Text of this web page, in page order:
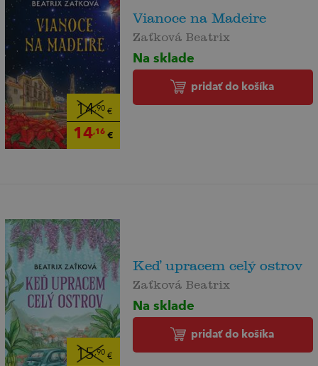
14,90€
14,16€
Vianoce na Madeire
Zaťková Beatrix
Na sklade
pridať do košíka
15,90€
Keď upracem celý ostrov
Zaťková Beatrix
Na sklade
pridať do košíka